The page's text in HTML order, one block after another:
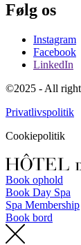
Følg os
Instagram
Facebook
LinkedIn
©2025 - All
Privatlivspolitik
Cookiepolitik
Book ophold
Book Day Spa
Spa Membership
Book bord